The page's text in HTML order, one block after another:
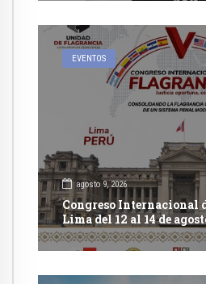
EVENTOS
agosto 9, 2026
Congreso Internacional
Lima del 12 al 14 de